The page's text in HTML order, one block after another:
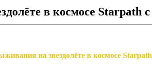
в космосе Starpath
на звездолёте в космосе